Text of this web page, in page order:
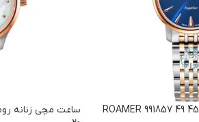
ساعت مچی زنانه رومر ROAMER 991857 49 45